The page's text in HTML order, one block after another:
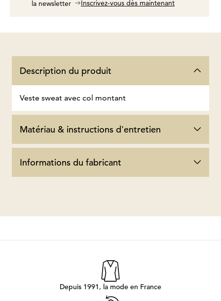
la newsletter
Inscrivez-vous dès maintenant
Description du produit
Veste sweat avec col montant
Matériau & instructions d'entretien
Informations du fabricant
Depuis 1991, la mode en France